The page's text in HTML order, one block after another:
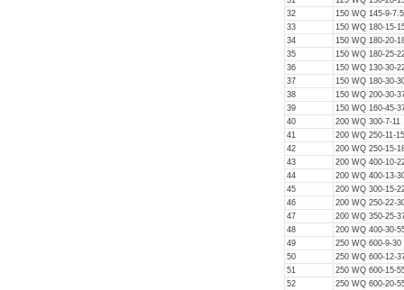
32
150 WQ 145-9-7.5
33
150 WQ 180-15-
34
150 WQ 180-20-
35
150 WQ 180-25-
36
150 WQ 130-30-
37
150 WQ 180-30-
38
150 WQ 200-30-
39
150 WQ 160-45-
40
200 WQ 300-7-11
41
200 WQ 250-11-15
42
200 WQ 250-15-
43
200 WQ 400-10-
44
200 WQ 400-13-
45
200 WQ 300-15-
46
200 WQ 250-22-
47
200 WQ 350-25-
48
200 WQ 400-30-
49
250 WQ 600-9-30
50
250 WQ 600-12-
51
250 WQ 600-15-
52
250 WQ 600-20-